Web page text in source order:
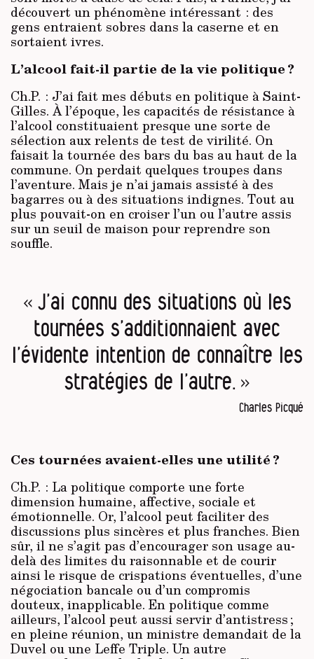
découvert un phénomène intéressant : des
gens entraient sobres dans la caserne et en
sortaient ivres.
L’alcool fait-il partie de la vie politique ?
Ch.P. : J’ai fait mes débuts en politique à Saint-
Gilles. À l’époque, les capacités de résistance à
l’alcool constituaient presque une sorte de
sélection aux relents de test de virilité. On
faisait la tournée des bars du bas au haut de la
commune. On perdait quelques troupes dans
l’aventure. Mais je n’ai jamais assisté à des
bagarres ou à des situations indignes. Tout au
plus pouvait-on en croiser l’un ou l’autre assis
sur un seuil de maison pour reprendre son
souffle.
« J’ai connu des situations où les
tournées s’additionnaient avec
l’évidente intention de connaître les
stratégies de l’autre. »
Charles Picqué
Ces tournées avaient-elles une utilité ?
Ch.P. : La politique comporte une forte
dimension humaine, affective, sociale et
émotionnelle. Or, l’alcool peut faciliter des
discussions plus sincères et plus franches. Bien
sûr, il ne s’agit pas d’encourager son usage au-
delà des limites du raisonnable et de courir
ainsi le risque de crispations éventuelles, d’une
négociation bancale ou d’un compromis
douteux, inapplicable. En politique comme
ailleurs, l’alcool peut aussi servir d’antistress ;
en pleine réunion, un ministre demandait de la
Duvel ou une Leffe Triple. Un autre